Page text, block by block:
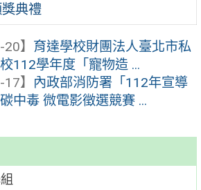
典禮
】 育達學校財團法人臺北市私
112學年度「寵物造 ...
】 內政部消防署「112年宣導
中毒 微電影徵選競賽 ...